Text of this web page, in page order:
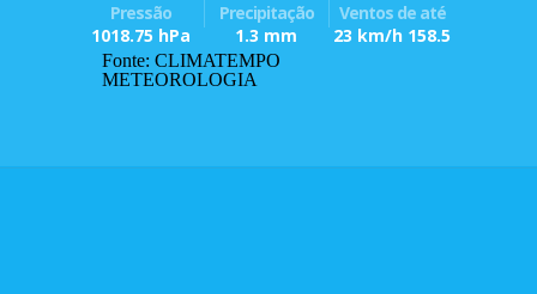
Pressão
1018.75 hPa
Precipitação
1.3 mm
Ventos de até
23 km/h 158.5
Fonte: CLIMATEMPO
METEOROLOGIA